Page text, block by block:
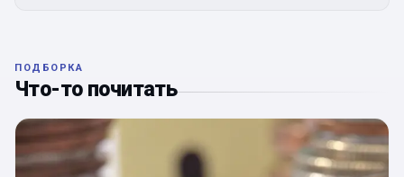
ПОДБОРКА
Что-то почитать